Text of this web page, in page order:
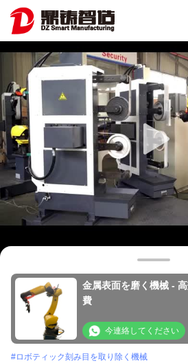
金属表面を磨く機械 -
費
今連絡してください
#ロボティック刻み目を取り除く機械